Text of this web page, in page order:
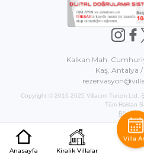
Kalkan Mah.
Kaş, Antalya
Copyright © 2016-2025 Villacım Turizm Ltd.
Tüm Hakları
Anasayfa Kiralik Villalar
Villa